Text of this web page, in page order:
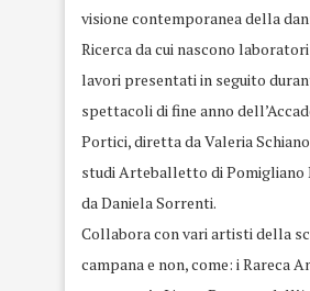
visione contemporanea della
Ricerca da cui nascono
lavori presentati in seguito
spettacoli di fine anno
Portici, diretta da Valeria
studi Arteballetto di Pomigliano
da Daniela Sorrenti.
Collabora con vari artisti della
campana e non, come: i Rareca